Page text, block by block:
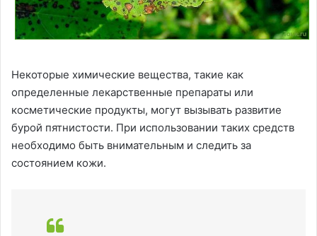
Некоторые химические вещества, такие как
определенные лекарственные препараты или
косметические продукты, могут вызывать развитие
бурой пятнистости. При использовании таких средств
необходимо быть внимательным и следить за
состоянием кожи.